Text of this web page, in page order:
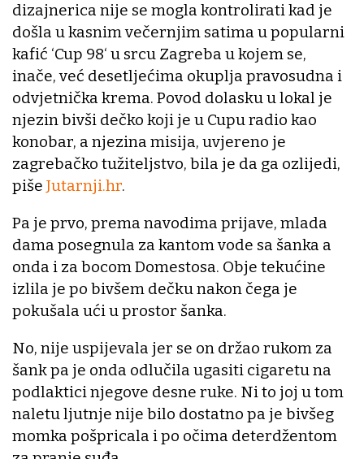
dizajnerica nije se mogla kontrolirati kad je
došla u kasnim večernjim satima u popularni
kafić ‘Cup 98‘ u srcu Zagreba u kojem se,
inače, već desetljećima okuplja pravosudna i
odvjetnička krema. Povod dolasku u lokal je
njezin bivši dečko koji je u Cupu radio kao
konobar, a njezina misija, uvjereno je
zagrebačko tužiteljstvo, bila je da ga ozlijedi,
piše Jutarnji.hr.
Pa je prvo, prema navodima prijave, mlada
dama posegnula za kantom vode sa šanka a
onda i za bocom Domestosa. Obje tekućine
izlila je po bivšem dečku nakon čega je
pokušala ući u prostor šanka.
No, nije uspijevala jer se on držao rukom za
šank pa je onda odlučila ugasiti cigaretu na
podlaktici njegove desne ruke. Ni to joj u tom
naletu ljutnje nije bilo dostatno pa je bivšeg
momka pošpricala i po očima deterdžentom